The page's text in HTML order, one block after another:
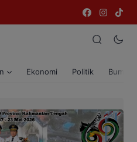
Ekonomi Politik Bumi